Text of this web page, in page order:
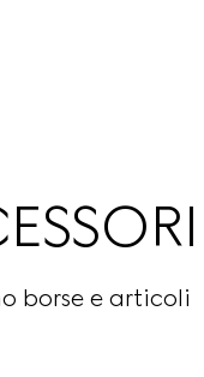
borse e articoli